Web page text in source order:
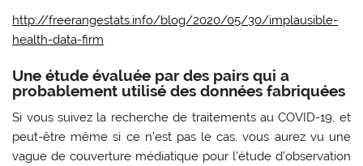
http://freerangestats.info/blog/2020/05/30/implausible-
health-data-firm
Une étude évaluée par des pairs qui a
probablement utilisé des données fabriquées
Si vous suivez la recherche de traitements au COVID-19, et
peut-être même si ce n’est pas le cas, vous aurez vu une
vague de couverture médiatique pour l’étude d’observation